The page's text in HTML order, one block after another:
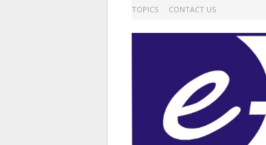
TOPICS CONTACT US